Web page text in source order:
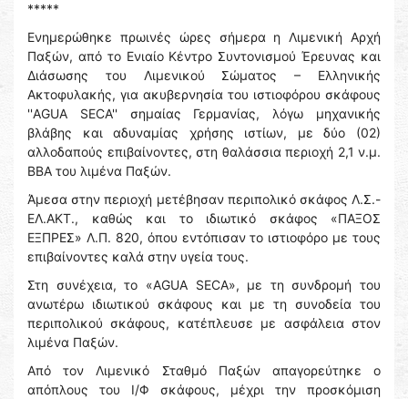
*****
Ενημερώθηκε πρωινές ώρες σήμερα η Λιμενική Αρχή
Παξών, από το Ενιαίο Κέντρο Συντονισμού Έρευνας και
Διάσωσης του Λιμενικού Σώματος – Ελληνικής
Ακτοφυλακής, για ακυβερνησία του ιστιοφόρου σκάφους
''AGUA SECA'' σημαίας Γερμανίας, λόγω μηχανικής
βλάβης και αδυναμίας χρήσης ιστίων, με δύο (02)
αλλοδαπούς επιβαίνοντες, στη θαλάσσια περιοχή 2,1 ν.μ.
ΒΒΑ του λιμένα Παξών.
Άμεσα στην περιοχή μετέβησαν περιπολικό σκάφος Λ.Σ.-
ΕΛ.ΑΚΤ., καθώς και το ιδιωτικό σκάφος «ΠΑΞΟΣ
ΕΞΠΡΕΣ» Λ.Π. 820, όπου εντόπισαν το ιστιοφόρο με τους
επιβαίνοντες καλά στην υγεία τους.
Στη συνέχεια, το «AGUA SECA», με τη συνδρομή του
ανωτέρω ιδιωτικού σκάφους και με τη συνοδεία του
περιπολικού σκάφους, κατέπλευσε με ασφάλεια στον
λιμένα Παξών.
Από τον Λιμενικό Σταθμό Παξών απαγορεύτηκε ο
απόπλους του Ι/Φ σκάφους, μέχρι την προσκόμιση